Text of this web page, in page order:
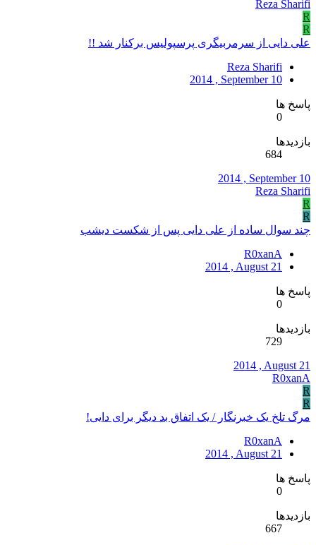
Reza Sharifi
R
R
علی دایی از سرمربیگری پرسپولیس برکنار شد !!
Reza Sharifi
2014 , September 10
پاسخ ها
0
بازدیدها
684
2014 , September 10
Reza Sharifi
R
R
چند سوال ساده از علی دایی پس از شکست دیشب
R0xanA
2014 , August 21
پاسخ ها
0
بازدیدها
729
2014 , August 21
R0xanA
R
R
مرگ تلخ یک خبرنگار / یک اتفاق بد دیگر برای دایی!
R0xanA
2014 , August 21
پاسخ ها
0
بازدیدها
667